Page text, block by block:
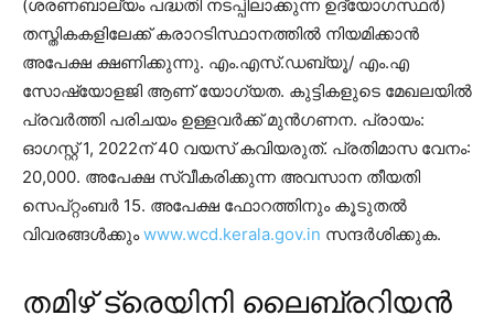
(ശരണബാല്യം പദ്ധതി നടപ്പിലാക്കുന്ന ഉദ്യോഗസ്ഥർ)
തസ്തികകളിലേക്ക് കരാറടിസ്ഥാനത്തിൽ നിയമിക്കാൻ
അപേക്ഷ ക്ഷണിക്കുന്നു. എം.എസ്.ഡബ്യൂ/ എം.എ
സോഷ്യോളജി ആണ് യോഗ്യത. കുട്ടികളുടെ മേഖലയിൽ
പ്രവർത്തി പരിചയം ഉള്ളവർക്ക് മുൻഗണന. പ്രായം:
ഓഗസ്റ്റ് 1, 2022ന് 40 വയസ് കവിയരുത്. പ്രതിമാസ വേനം:
20,000. അപേക്ഷ സ്വീകരിക്കുന്ന അവസാന തീയതി
സെപ്റ്റംബർ 15. അപേക്ഷ ഫോറത്തിനും കൂടുതൽ
വിവരങ്ങൾക്കുംwww.wcd.kerala.gov.in സന്ദർശിക്കുക.
തമിഴ് ട്രെയിനി ലൈബ്രറിയൻ